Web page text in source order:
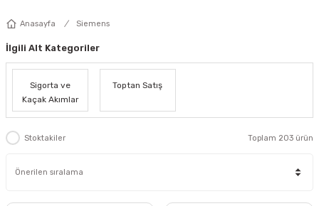
Anasayfa Siemens
İlgili Alt Kategoriler
Sigorta ve
Kaçak Akımlar
Toptan Satış
Stoktakiler Toplam 203 ürün